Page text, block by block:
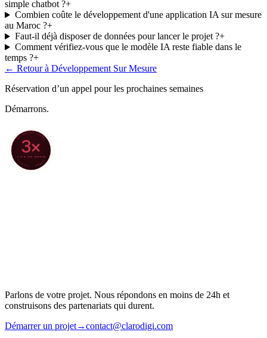
simple chatbot ?+
Combien coûte le développement d'une application IA sur mesure
au Maroc ?+
Faut-il déjà disposer de données pour lancer le projet ?+
Comment vérifiez-vous que le modèle IA reste fiable dans le
temps ?+
← Retour à Développement Sur Mesure
Réservation d’un appel pour les prochaines semaines
Démarrons.
70+ PROJETS LIVRÉS
★ CLARODIGI · MOROCCO ★
3×
4,8/5 SUR GOOGLE
Parlons de votre projet. Nous répondons en moins de 24h et
construisons des partenariats qui durent.
Démarrer un projet→contact@clarodigi.com